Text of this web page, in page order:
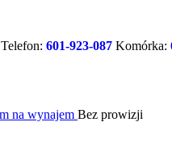
Telefon: 601-923-087 Komórka:
Bez prowizji